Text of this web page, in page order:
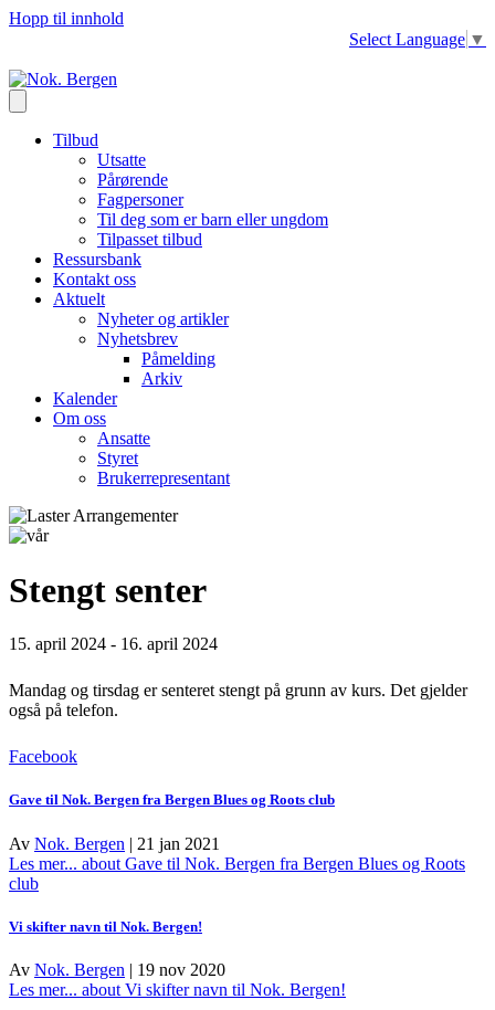
Hopp til innhold
Select Language ▼
Tilbud
Utsatte
Pårørende
Fagpersoner
Til deg som er barn eller ungdom
Tilpasset tilbud
Ressursbank
Kontakt oss
Aktuelt
Nyheter og artikler
Nyhetsbrev
Påmelding
Arkiv
Kalender
Om oss
Ansatte
Styret
Brukerrepresentant
Stengt senter
15. april 2024 - 16. april 2024
Mandag og tirsdag er senteret stengt på grunn av kurs. Det gjelder
også på telefon.
Facebook
Gave til Nok. Bergen fra Bergen Blues og Roots club
Av Nok. Bergen | 21 jan 2021
Les mer... about Gave til Nok. Bergen fra Bergen Blues og Roots
club
Vi skifter navn til Nok. Bergen!
Av Nok. Bergen | 19 nov 2020
Les mer... about Vi skifter navn til Nok. Bergen!